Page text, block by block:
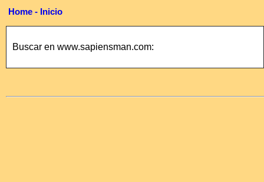
Home - Inicio
Buscar en www.sapiensman.com: